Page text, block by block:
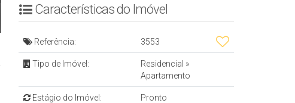
Características do Imóvel
Referência: 3553
Tipo de Imóvel: Residencial »
Apartamento
Estágio do Imóvel: Pronto